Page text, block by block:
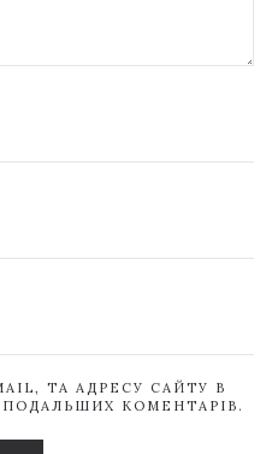
ТА АДРЕСУ САЙТУ В
ПОДАЛЬШИХ КОМЕНТАРІВ.